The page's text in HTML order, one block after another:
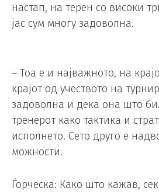
настап, на терен со високи
јас сум многу задоволна.
– Тоа е и најважното, на
крајот од учеството на
задоволна и дека она што
тренерот како тактика и
исполнето. Сето друго е
можности.
Ѓорческа: Како што кажав,